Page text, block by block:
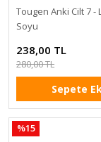
Tougen Anki Cilt 7 -
Soyu
238,00 TL
280,00 TL
Sepete
%15